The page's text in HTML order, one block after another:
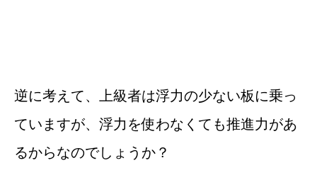
逆に考えて、上級者は浮力の少ない板に乗っ
ていますが、浮力を使わなくても推進力があ
るからなのでしょうか？